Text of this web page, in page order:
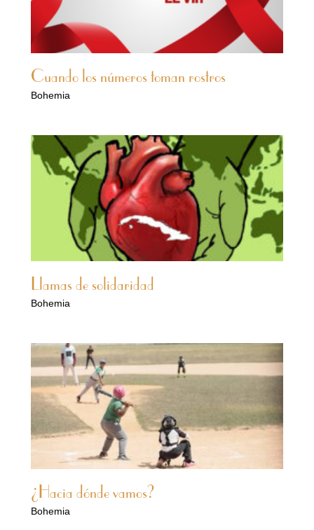
Cuando los números toman rostros
Bohemia
Llamas de solidaridad
Bohemia
¿Hacia dónde vamos?
Bohemia